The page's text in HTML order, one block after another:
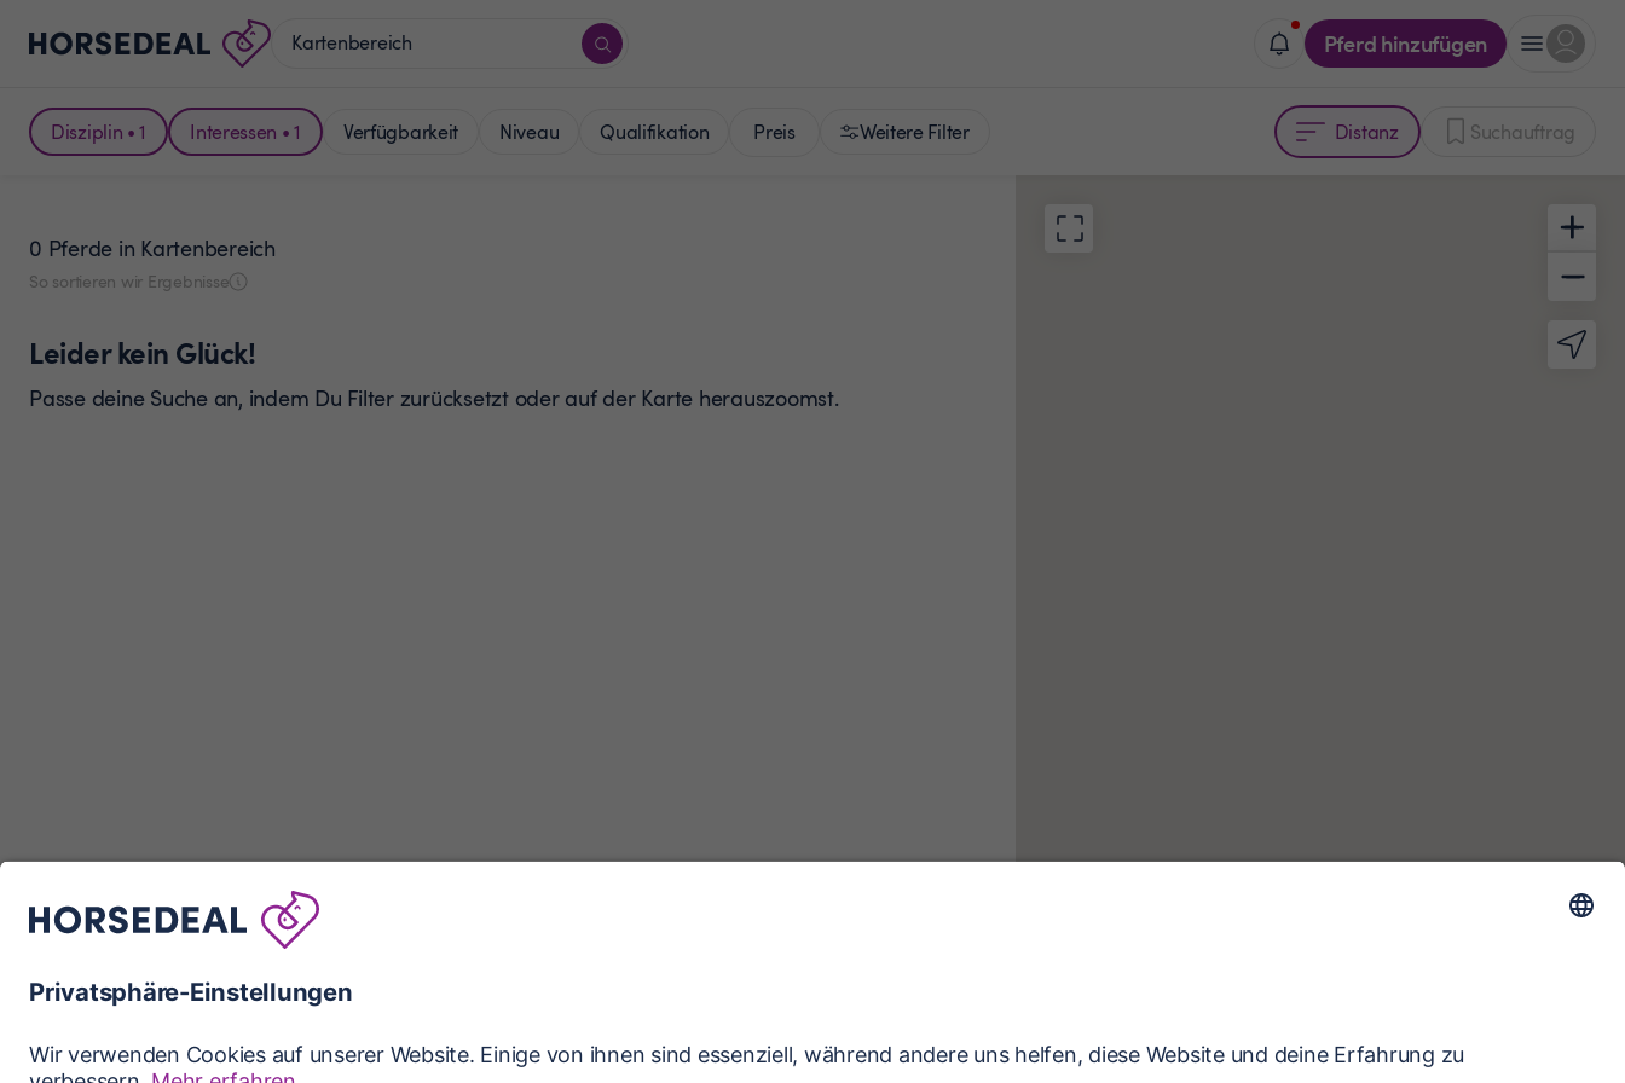
Pferd hinzufügen
Disziplin • 1 Interessen • 1 Verfügbarkeit Niveau Qualifikation Preis Weitere Filter Distanz Suchauftrag
0 Pferde in Kartenbereich
So sortieren wir Ergebnisse
Leider kein Glück!
Passe deine Suche an, indem Du Filter zurücksetzt oder auf der Karte herauszoomst.